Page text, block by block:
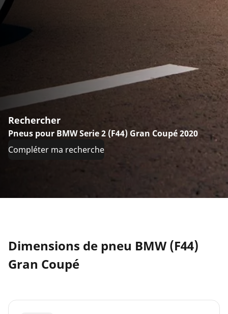
Rechercher
Pneus pour BMW Serie 2 (F44) Gran Coupé 2020
Compléter ma recherche
Dimensions de pneu BMW (F44)
Gran Coupé